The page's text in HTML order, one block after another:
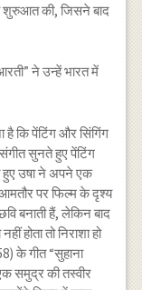
शुरुआत की, जिसने बाद
ने उन्हें भारत में
कि पेंटिंग और सिंगिंग
सुनते हुए पेंटिंग
हुए उषा ने अपने एक
आमतौर पर फिल्म के दृश्य
बनाती हैं, लेकिन बाद
होता तो निराशा हो
के गीत “सुहाना
समुद्र की तस्वीर